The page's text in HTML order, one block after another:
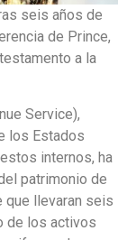
seis años de
de Prince,
a la
Service),
los Estados
internos, ha
patrimonio de
que llevaran seis
de los activos